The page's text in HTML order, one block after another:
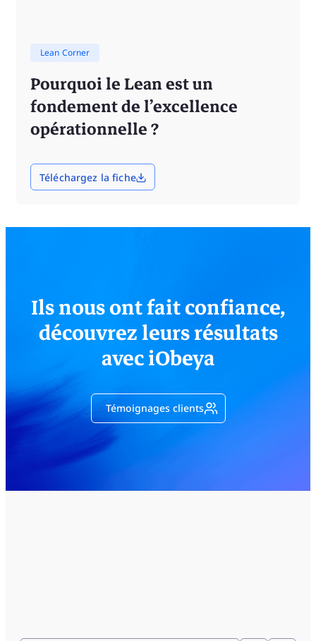
Lean Corner
Pourquoi le Lean est un
fondement de l’excellence
opérationnelle ?
Téléchargez la fiche
Ils nous ont fait confiance,
découvrez leurs résultats
avec iObeya
Témoignages clients